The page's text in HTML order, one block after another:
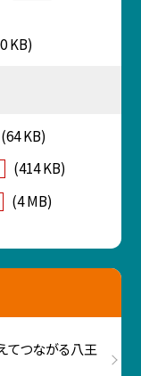
KB)
(64 KB)
(414 KB)
(4 MB)
てつながる八王